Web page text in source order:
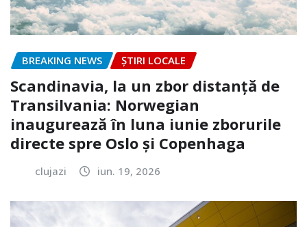
BREAKING NEWS ȘTIRI LOCALE
Scandinavia, la un zbor distanță de
Transilvania: Norwegian
inaugurează în luna iunie zborurile
directe spre Oslo și Copenhaga
clujazi iun. 19, 2026